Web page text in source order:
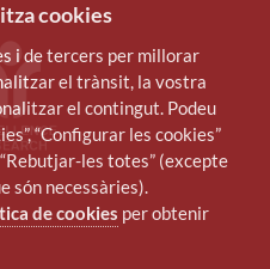
cookies
i de tercers per millorar
el trànsit, la vostra
el contingut. Podeu
“Configurar les cookies”
les totes” (excepte
són necessàries).
de cookies per obtenir